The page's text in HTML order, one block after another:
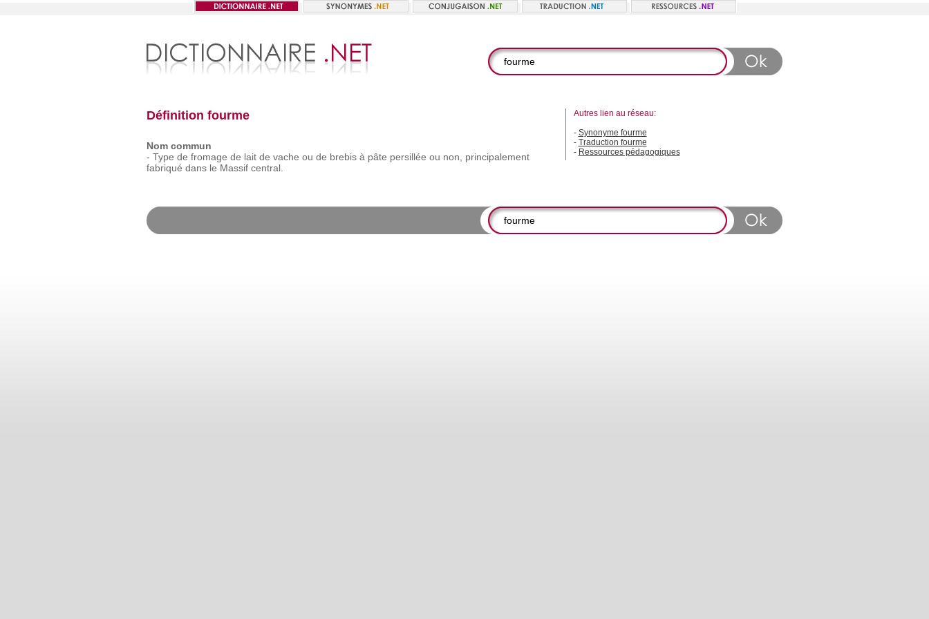
Définition fourme
Nom commun
- Type de fromage de lait de vache ou de brebis à pâte persillée ou non,
principalement
fabriqué dans le Massif central.
Autres lien au réseau:
- Synonyme fourme
- Traduction fourme
- Ressources pédagogiques